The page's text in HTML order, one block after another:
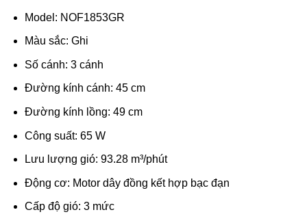
Model: NOF1853GR
Màu sắc: Ghi
Số cánh: 3 cánh
Đường kính cánh: 45 cm
Đường kính lồng: 49 cm
Công suất: 65 W
Lưu lượng gió: 93.28 m³/phút
Động cơ: Motor dây đồng kết hợp bạc đạn
Cấp độ gió: 3 mức